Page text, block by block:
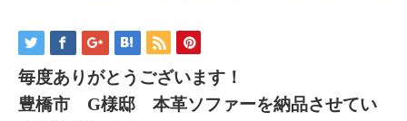
毎度ありがとうございます！
豊橋市 G様邸 本革ソファーを納品させてい